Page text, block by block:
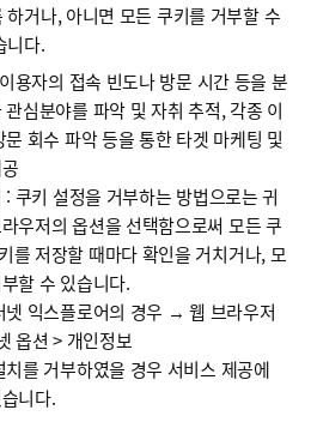
거나, 아니면 모든 쿠키를 거부할 수
니다.
용자의 접속 빈도나 방문 시간 등을 분
심분야를 파악 및 자취 추적, 각종 이
회수 파악 등을 통한 타겟 마케팅 및
쿠키 설정을 거부하는 방법으로는 귀
우저의 옵션을 선택함으로써 모든 쿠
를 저장할 때마다 확인을 거치거나, 모
할 수 있습니다.
넷 익스플로어의 경우 → 웹 브라우저
옵션 > 개인정보
를 거부하였을 경우 서비스 제공에
니다.